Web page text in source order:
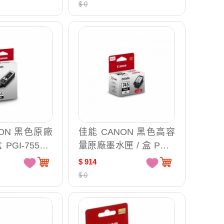
PFI-300G
PFI-300CO
$ 0
黑色原廠
755PG
佳能 CANON 黑色高容
量原廠墨水匣 / 盒 PG-7
45XL
$ 914
$ 0